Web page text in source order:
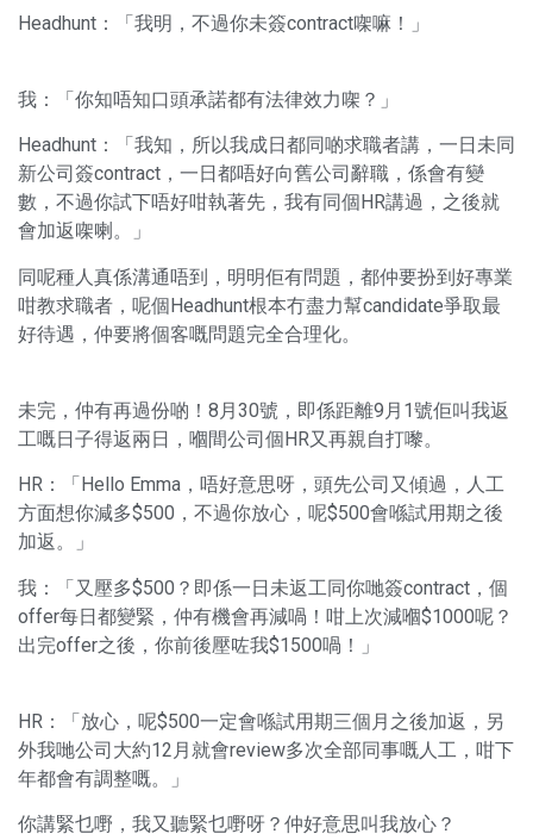
Headhunt：「我明，不過你未簽contract㗎嘛！」
我：「你知唔知口頭承諾都有法律效力㗎？」
Headhunt：「我知，所以我成日都同啲求職者講，一日未同
新公司簽contract，一日都唔好向舊公司辭職，係會有變
數，不過你試下唔好咁執著先，我有同個HR講過，之後就
會加返㗎喇。」
同呢種人真係溝通唔到，明明佢有問題，都仲要扮到好專業
咁教求職者，呢個Headhunt根本冇盡力幫candidate爭取最
好待遇，仲要將個客嘅問題完全合理化。
未完，仲有再過份啲！8月30號，即係距離9月1號佢叫我返
工嘅日子得返兩日，嗰間公司個HR又再親自打嚟。
HR：「Hello Emma，唔好意思呀，頭先公司又傾過，人工
方面想你減多$500，不過你放心，呢$500會喺試用期之後
加返。」
我：「又壓多$500？即係一日未返工同你哋簽contract，個
offer每日都變緊，仲有機會再減喎！咁上次減嗰$1000呢？
出完offer之後，你前後壓咗我$1500喎！」
HR：「放心，呢$500一定會喺試用期三個月之後加返，另
外我哋公司大約12月就會review多次全部同事嘅人工，咁下
年都會有調整嘅。」
你講緊乜嘢，我又聽緊乜嘢呀？仲好意思叫我放心？